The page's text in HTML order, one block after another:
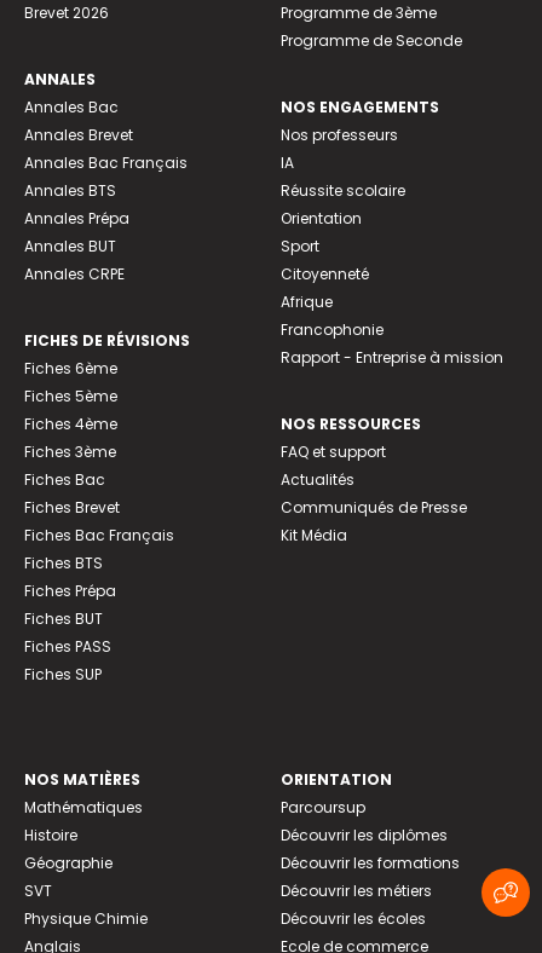
Brevet 2026
ANNALES
Annales Bac
Annales Brevet
Annales Bac Français
Annales BTS
Annales Prépa
Annales BUT
Annales CRPE
FICHES DE RÉVISIONS
Fiches 6ème
Fiches 5ème
Fiches 4ème
Fiches 3ème
Fiches Bac
Fiches Brevet
Fiches Bac Français
Fiches BTS
Fiches Prépa
Fiches BUT
Fiches PASS
Fiches SUP
Programme de 3ème
Programme de Seconde
NOS ENGAGEMENTS
Nos professeurs
IA
Réussite scolaire
Orientation
Sport
Citoyenneté
Afrique
Francophonie
Rapport - Entreprise à mission
NOS RESSOURCES
FAQ et support
Actualités
Communiqués de Presse
Kit Média
NOS MATIÈRES
Mathématiques
Histoire
Géographie
SVT
Physique Chimie
Anglais
ORIENTATION
Parcoursup
Découvrir les diplômes
Découvrir les formations
Découvrir les métiers
Découvrir les écoles
Ecole de commerce